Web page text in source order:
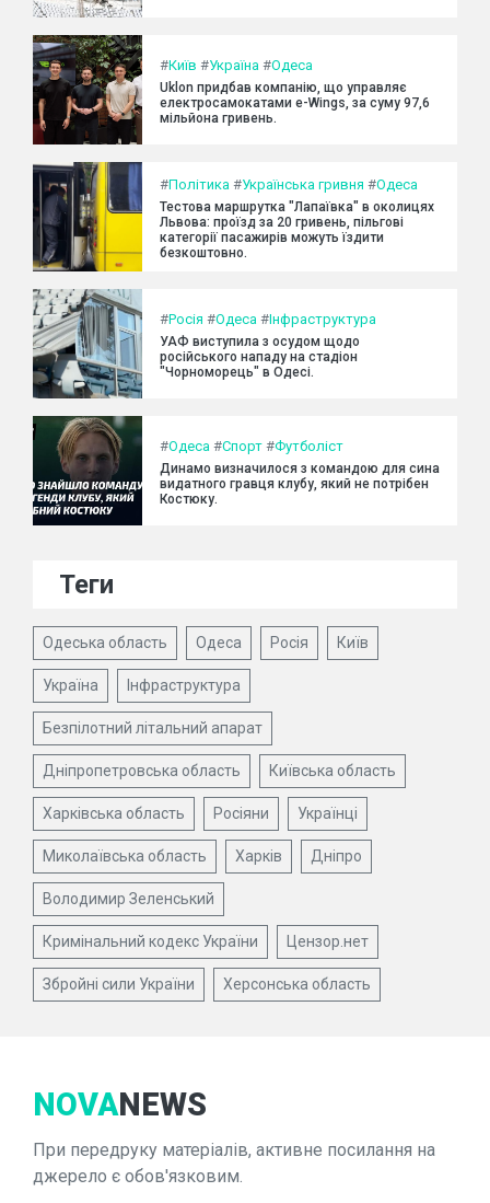
#Київ #Україна #Одеса
Uklon придбав компанію, що управляє
електросамокатами e-Wings, за суму 97,6
мільйона гривень.
#Політика #Українська гривня #Одеса
Тестова маршрутка "Лапаївка" в околицях
Львова: проїзд за 20 гривень, пільгові
категорії пасажирів можуть їздити
безкоштовно.
#Росія #Одеса #Інфраструктура
УАФ виступила з осудом щодо
російського нападу на стадіон
"Чорноморець" в Одесі.
#Одеса #Спорт #Футболіст
Динамо визначилося з командою для сина
видатного гравця клубу, який не потрібен
Костюку.
Теги
Одеська область Одеса Росія Київ
Україна Інфраструктура
Безпілотний літальний апарат
Дніпропетровська область Київська область
Харківська область Росіяни Українці
Миколаївська область Харків Дніпро
Володимир Зеленський
Кримінальний кодекс України Цензор.нет
Збройні сили України Херсонська область
NOVANEWS
При передруку матеріалів, активне посилання на
джерело є обов'язковим.